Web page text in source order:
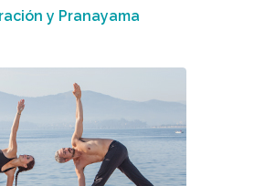
y Pranayama